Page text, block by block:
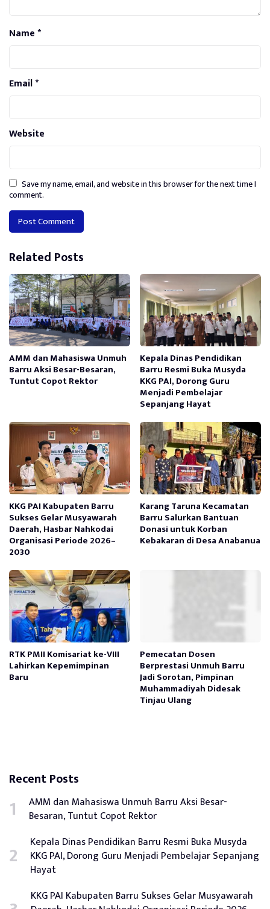
Name*
Email*
Website
Save my name, email, and website in this browser for the next time I
comment.
Alternative:
Related Posts
AMM dan Mahasiswa Unmuh
Barru Aksi Besar-Besaran,
Tuntut Copot Rektor
Kepala Dinas Pendidikan
Barru Resmi Buka Musyda
KKG PAI, Dorong Guru
Menjadi Pembelajar
Sepanjang Hayat
KKG PAI Kabupaten Barru
Sukses Gelar Musyawarah
Daerah, Hasbar Nahkodai
Organisasi Periode 2026–
2030
Karang Taruna Kecamatan
Barru Salurkan Bantuan
Donasi untuk Korban
Kebakaran di Desa Anabanua
RTK PMII Komisariat ke-VIII
Lahirkan Kepemimpinan
Baru
Pemecatan Dosen
Berprestasi Unmuh Barru
Jadi Sorotan, Pimpinan
Muhammadiyah Didesak
Tinjau Ulang
Recent Posts
AMM dan Mahasiswa Unmuh Barru Aksi Besar-
Besaran, Tuntut Copot Rektor
Kepala Dinas Pendidikan Barru Resmi Buka Musyda
KKG PAI, Dorong Guru Menjadi Pembelajar Sepanjang
Hayat
KKG PAI Kabupaten Barru Sukses Gelar Musyawarah